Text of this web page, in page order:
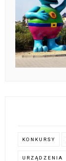
KONKURSY
URZĄDZENIA